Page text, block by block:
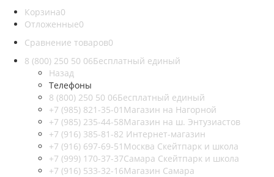
Корзина0
Отложенные0
Сравнение товаров0
8 (800) 250 50 06Бесплатный единый
Назад
Телефоны
8 (800) 250 50 06Бесплатный единый
+7 (985) 821-35-01 Магазин на Нагорной
+7 (985) 235-44-58Магазин на ш. Энтузиастов
+7 (916) 385-81-82 Интернет-магазин
+7 (916) 697-69-51 Москва Скейтпарк и школа
+7 (999) 170-37-37Самара Скейтпарк и школа
+7 (916) 533-32-16Магазин Самара